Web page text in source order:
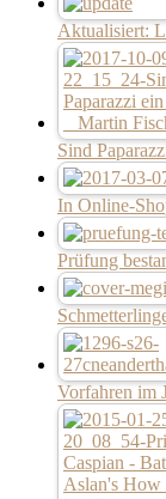
Aktualisiert:
Sind
In Online-
Prüfung
Vorfahren im